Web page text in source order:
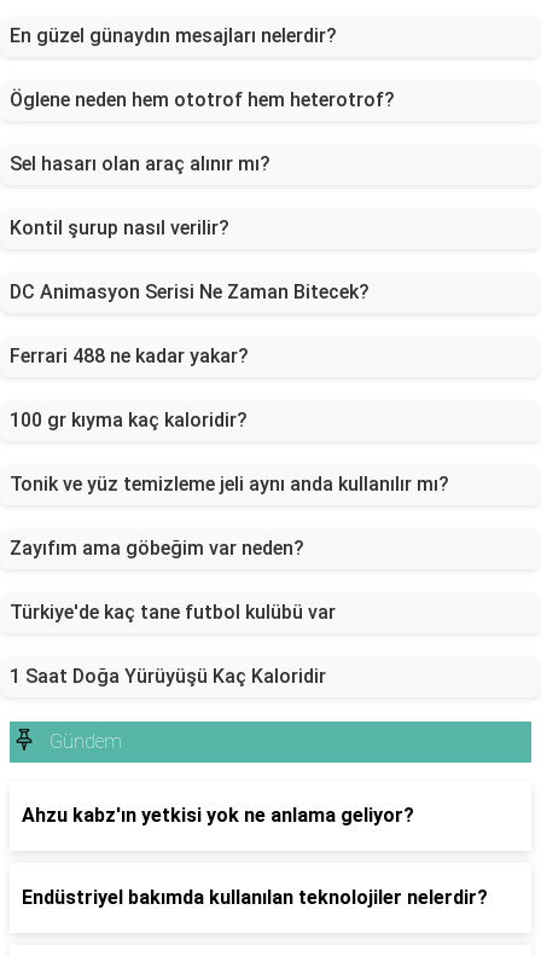
En güzel günaydın mesajları nelerdir?
Öglene neden hem ototrof hem heterotrof?
Sel hasarı olan araç alınır mı?
Kontil şurup nasıl verilir?
DC Animasyon Serisi Ne Zaman Bitecek?
Ferrari 488 ne kadar yakar?
100 gr kıyma kaç kaloridir?
Tonik ve yüz temizleme jeli aynı anda kullanılır mı?
Zayıfım ama göbeğim var neden?
Türkiye'de kaç tane futbol kulübü var
1 Saat Doğa Yürüyüşü Kaç Kaloridir
Gündem
Ahzu kabz'ın yetkisi yok ne anlama geliyor?
Endüstriyel bakımda kullanılan teknolojiler nelerdir?